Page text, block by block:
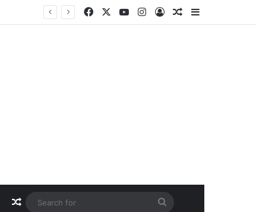
FacebookYouTubeInstagram
Log InRandom Article
Sidebar
Random Article